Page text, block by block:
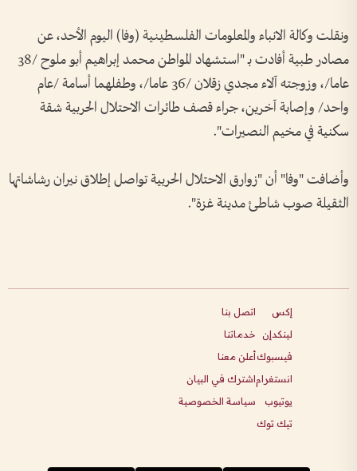
ونقلت وكالة الانباء والمعلومات الفلسطينية (وفا) اليوم الأحد، عن
مصادر طبية أفادت بـ "استشهاد المواطن محمد إبراهيم أبو ملوح /38
عاما/، وزوجته آلاء مجدي زقلان /36 عاما/، وطفلهما أسامة /عام
واحد/ وإصابة آخرين، جراء قصف طائرات الاحتلال الحربية شقة
سكنية في مخيم النصيرات".
وأضافت "وفا" أن "زوارق الاحتلال الحربية تواصل إطلاق نيران رشاشاتها
الثقيلة صوب شاطئ مدينة غزة".
إكس
لينكدإن
فيسبوك
انستغرام
يوتيوب
تيك توك
اتصل بنا
خدماتنا
أعلن معنا
اشترك في البيان
سياسة الخصوصية